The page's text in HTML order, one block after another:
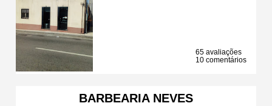
65 avaliações
10 comentários
BARBEARIA NEVES